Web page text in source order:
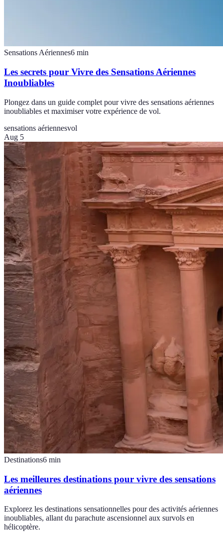
Sensations Aériennes6 min
Les secrets pour Vivre des Sensations Aériennes
Inoubliables
Plongez dans un guide complet pour vivre des sensations aériennes
inoubliables et maximiser votre expérience de vol.
sensations aériennesvol
Aug 5
Destinations6 min
Les meilleures destinations pour vivre des sensations
aériennes
Explorez les destinations sensationnelles pour des activités aériennes
inoubliables, allant du parachute ascensionnel aux survols en
hélicoptère.